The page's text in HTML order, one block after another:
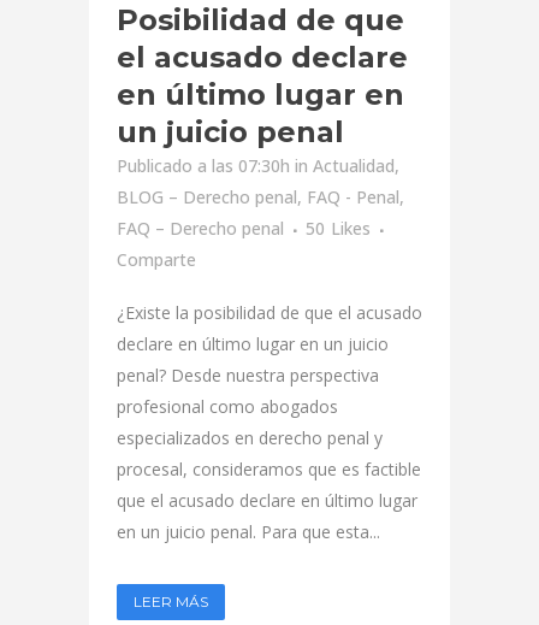
Posibilidad de que
el acusado declare
en último lugar en
un juicio penal
Publicado a las 07:30h in Actualidad,
BLOG – Derecho penal, FAQ - Penal,
FAQ – Derecho penal
50 Likes
Comparte
¿Existe la posibilidad de que el acusado
declare en último lugar en un juicio
penal? Desde nuestra perspectiva
profesional como abogados
especializados en derecho penal y
procesal, consideramos que es factible
que el acusado declare en último lugar
en un juicio penal. Para que esta...
LEER MÁS